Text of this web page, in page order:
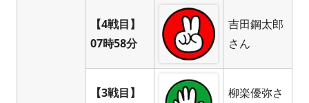
【4戦目】
07時58分
吉田鋼太郎
さん
【3戦目】
柳楽優弥さ